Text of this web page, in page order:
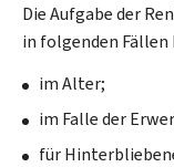
Die Aufgabe der
in folgenden Fällen
im Alter;
im Falle der
für